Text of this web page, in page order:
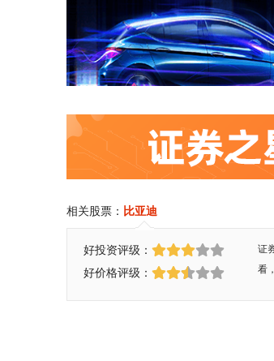
相关股票： 比亚迪
好投资评级：
好价格评级：
证
看